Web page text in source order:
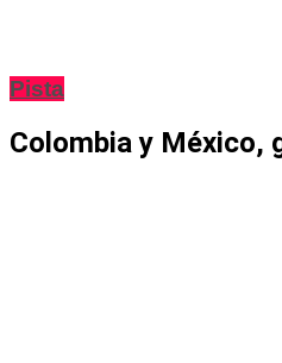
Pista
Colombia y México,